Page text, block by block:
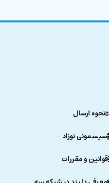
نحوه ارسال
سیسمونی نوزاد
قوانین و مقررات